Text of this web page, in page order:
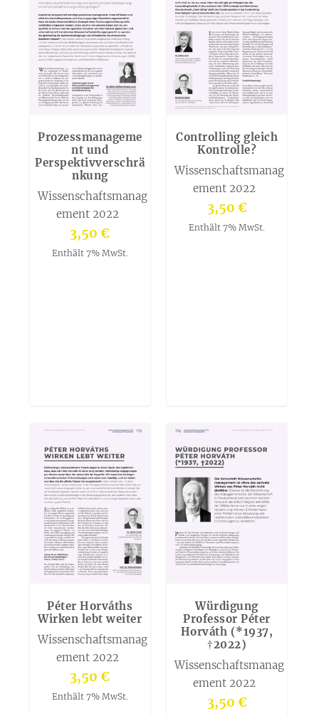
Prozessmanageme
nt und
Perspektivverschrä
nkung
Wissenschaftsmanag
ement 2022
3,50€
Enthält 7% MwSt.
Controlling gleich
Kontrolle?
Wissenschaftsmanag
ement 2022
3,50 €
Enthält 7% MwSt.
Péter Horváths
Wirken lebt weiter
Wissenschaftsmanag
ement 2022
3,50€
Enthält 7% MwSt.
Würdigung
Professor Péter
Horváth (*1937,
†2022)
Wissenschaftsmanag
ement 2022
3,50 €